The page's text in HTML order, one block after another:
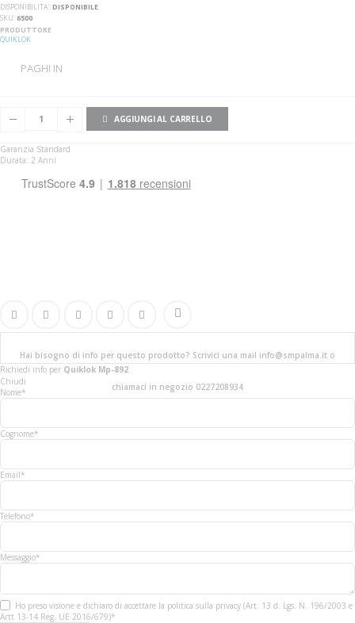
DISPONIBILITA':DISPONIBILE
SKU 6500
PRODUTTORE
QUIKLOK
PAGHI IN
AGGIUNGI AL CARRELLO
Garanzia Standard
Durata: 2 Anni
Hai bisogno di info per questo prodotto? Scrivici una mail info@smpalma.it o
chiamaci in negozio 0227208934
Richiedi info per Quiklok Mp-892
Chiudi
Nome*
Cognome*
Email*
Telefono*
Messaggio*
Ho preso visione e dichiaro di accettare la politica sulla privacy (Art. 13 d. Lgs. N. 196/2003 e
Artt 13-14 Reg. UE 2016/679)*